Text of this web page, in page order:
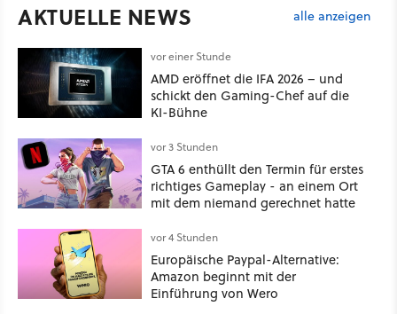
AKTUELLE NEWS alle anzeigen
vor einer Stunde
AMD eröffnet die IFA 2026 – und
schickt den Gaming-Chef auf die
KI-Bühne
vor 3 Stunden
GTA 6 enthüllt den Termin für erstes
richtiges Gameplay - an einem Ort
mit dem niemand gerechnet hatte
vor 4 Stunden
Europäische Paypal-Alternative:
Amazon beginnt mit der
Einführung von Wero